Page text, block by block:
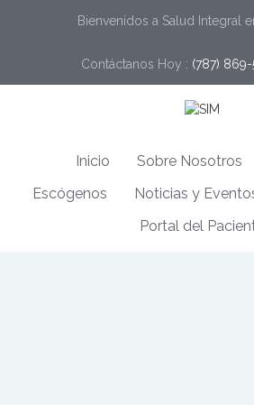
Bienvenidos a Salud Integral
Contáctanos Hoy : (787)
Inicio Sobre Nosotros
Escógenos
Noticias y
Portal del